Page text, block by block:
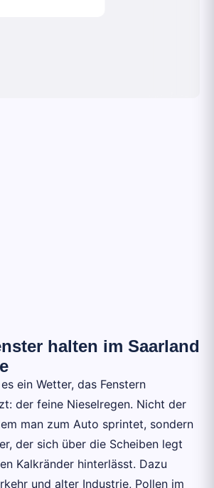
halten im Saarland
ein Wetter, das Fenstern
der feine Nieselregen. Nicht der
man zum Auto sprintet, sondern
der sich über die Scheiben legt
Kalkränder hinterlässt. Dazu
und alter Industrie, Pollen im